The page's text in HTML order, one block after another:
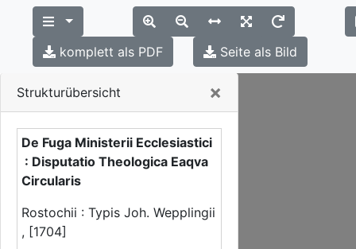
Strukturübersicht ×
De Fuga Ministerii Ecclesiastici
: Disputatio Theologica Eaqva
Circularis
Rostochii : Typis Joh. Wepplingii
, [1704]
komplett als PDF Seite als Bild